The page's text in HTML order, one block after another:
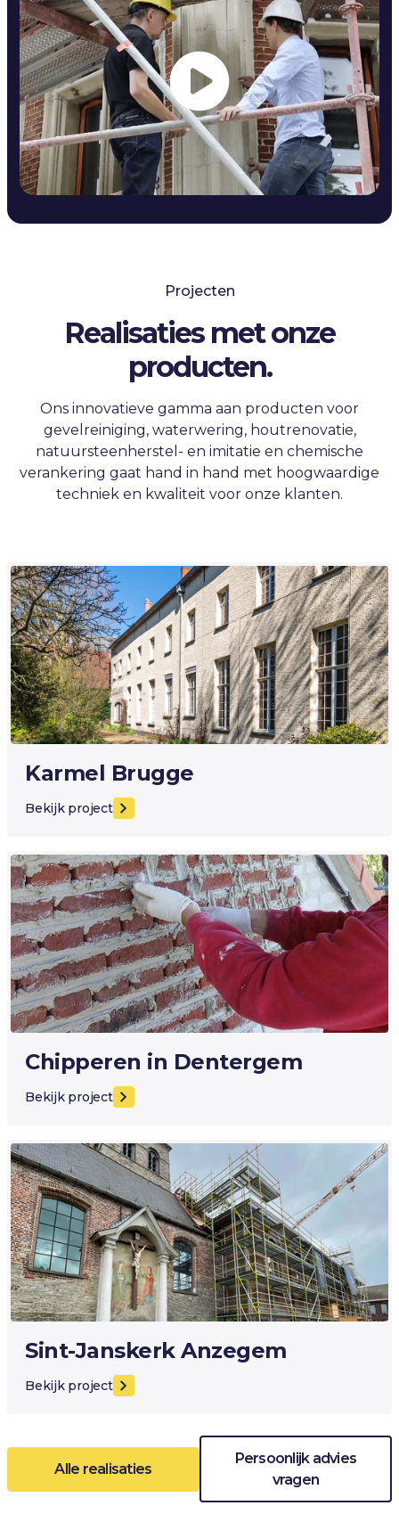
Projecten
Realisaties met onze
producten.
Ons innovatieve gamma aan producten voor
gevelreiniging, waterwering, houtrenovatie,
natuursteenherstel- en imitatie en chemische
verankering gaat hand in hand met hoogwaardige
techniek en kwaliteit voor onze klanten.
Karmel Brugge
Bekijk project
Chipperen in Dentergem
Bekijk project
Sint-Janskerk Anzegem
Bekijk project
Alle realisaties
Persoonlijk advies
vragen